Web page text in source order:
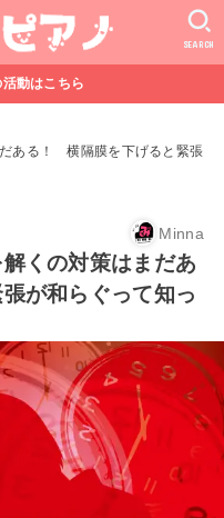
SEARCH
活動はこちら
ある！ 横隔膜を下げると緊張
Minna
くの対策はまだあ
が和らぐって知っ